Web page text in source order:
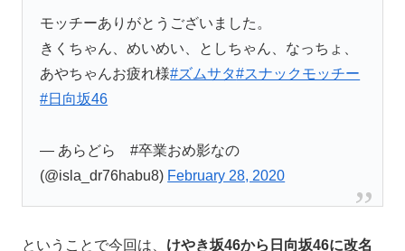
モッチーありがとうございました。
きくちゃん、めいめい、としちゃん、なっちょ、
あやちゃんお疲れ様#ズムサタ#スナックモッチー
#日向坂46
— あらどら #卒業おめ影なの
(@isla_dr76habu8) February 28, 2020
ということで今回は、 けやき坂46から日向坂46に改名